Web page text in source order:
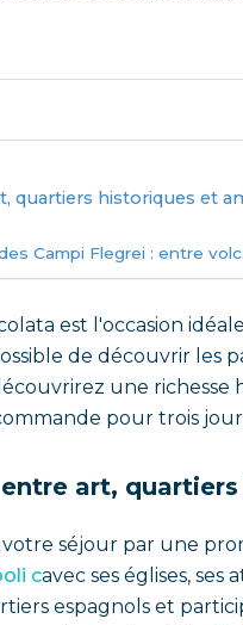
quartiers historiques et
Campi Flegrei : entre
est l'occasion
de découvrir les
une
pour trois
entre art,
séjour par une
cavec ses églises,
espagnols et